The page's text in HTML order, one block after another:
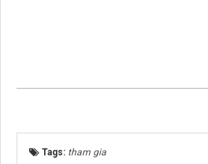
Tags: tham gia